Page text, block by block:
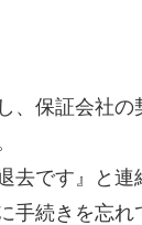
、保証会社の
去です』と連
手続きを忘れ